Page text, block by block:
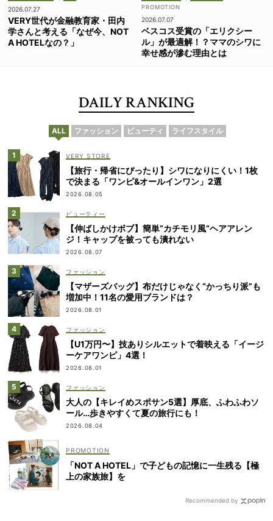
2026.07.27
VERY世代が金融教育家・田内
学さんと考える「なぜ今、NOT
A HOTELなの？」
2026.07.07
ベスコス受賞の「エリクシー
ル」が最適解！？ママのシワに
幸せ感が滲む理由とは
DAILY RANKING
ALL ファッション ビューティ ライフスタイル
VERY STORE
【旅行・帰省にぴったり】シワになりにくい！1枚
で決まる「ワンピ&オールインワン」2選
2026.08.05
ビューティー
【伸ばしかけボブ】簡単“カチモリ風”ヘアアレン
ジ！キャップを被っても潰れない
2026.08.07
ファッション
【マザーズバッグ】布だけじゃなく“かっちり派”も
増加中！11名の愛用ブランドは？
2026.08.01
ファッション
【U1万円〜】技ありシルエットで着映える「イージ
ーケアワンピ」4選！
2026.08.01
ファッション
大人の【キレイめスポサン5選】厚底、ふわふわソ
ール…歩きやすくて夏の旅行にも！
2026.08.04
「NOT A HOTEL」で子どもの記憶に一生残る【極
上の家族旅】を
Recommended by